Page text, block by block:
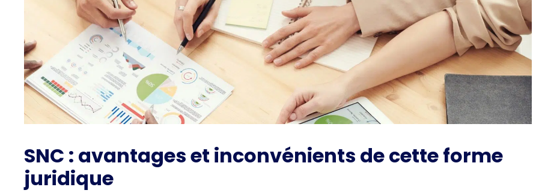
SNC : avantages et inconvénients de cette forme
juridique